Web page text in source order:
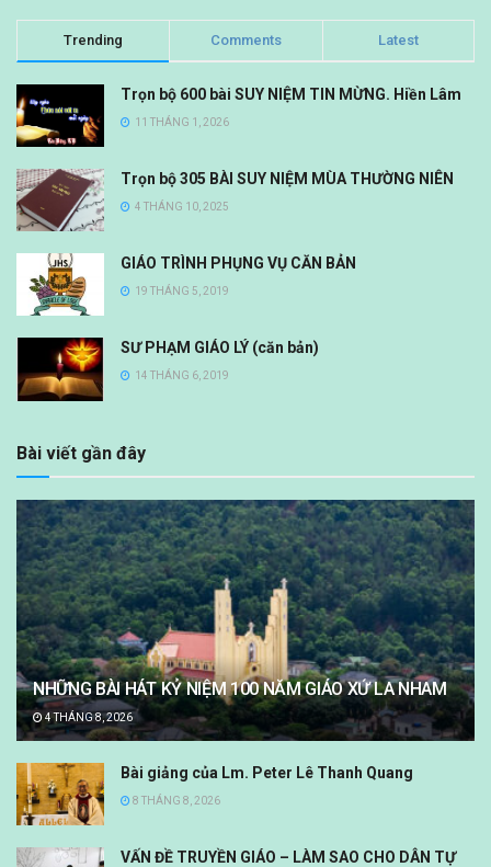
Trending Comments Latest
Trọn bộ 600 bài SUY NIỆM TIN MỪNG. Hiền Lâm
11 THÁNG 1, 2026
Trọn bộ 305 BÀI SUY NIỆM MÙA THƯỜNG NIÊN
4 THÁNG 10, 2025
GIÁO TRÌNH PHỤNG VỤ CĂN BẢN
19 THÁNG 5, 2019
SƯ PHẠM GIÁO LÝ (căn bản)
14 THÁNG 6, 2019
Bài viết gần đây
NHỮNG BÀI HÁT KỶ NIỆM 100 NĂM GIÁO XỨ LA NHAM
4 THÁNG 8, 2026
Bài giảng của Lm. Peter Lê Thanh Quang
8 THÁNG 8, 2026
VẤN ĐỀ TRUYỀN GIÁO – LÀM SAO CHO DÂN TỰ